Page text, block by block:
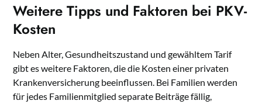
Weitere Tipps und Faktoren bei PKV-
Kosten
Neben Alter, Gesundheitszustand und gewähltem Tarif
gibt es weitere Faktoren, die die Kosten einer privaten
Krankenversicherung beeinflussen. Bei Familien werden
für jedes Familienmitglied separate Beiträge fällig,